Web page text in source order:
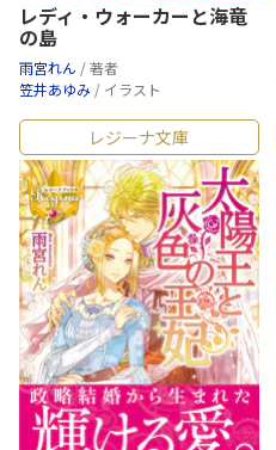
レディ・ウォーカーと海竜
の島
雨宮れん / 著者
笠井あゆみ / イラスト
レジーナ文庫